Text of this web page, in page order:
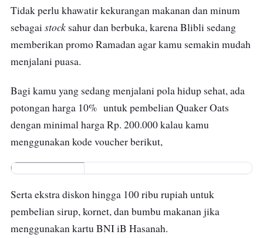
Tidak perlu khawatir kekurangan makanan dan minum
sebagaistock sahur dan berbuka, karena Blibli sedang
memberikan promo Ramadan agar kamu semakin mudah
menjalani puasa.
Bagi kamu yang sedang menjalani pola hidup sehat, ada
potongan harga 10% untuk pembelian Quaker Oats
dengan minimal harga Rp. 200.000 kalau kamu
menggunakan kode voucher berikut,
QUAKERMD1
0K
Serta ekstra diskon hingga 100 ribu rupiah untuk
pembelian sirup, kornet, dan bumbu makanan jika
menggunakan kartu BNI iB Hasanah.